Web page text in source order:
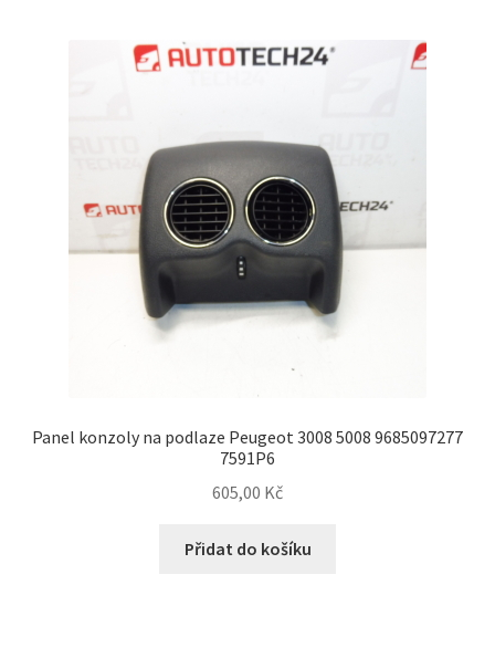
Panel konzoly na podlaze Peugeot 3008 5008 9685097277
7591P6
605,00 Kč
Přidat do košíku